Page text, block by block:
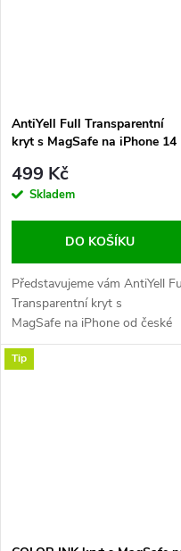
AntiYell Full Transparentní
kryt s MagSafe na iPhone 14
499 Kč
Skladem
DO KOŠÍKU
Představujeme vám AntiYell
Transparentní kryt s
MagSafe na iPhone od české
značky COVEREON! Tento
minimalistický a stylový kryt se
Tip